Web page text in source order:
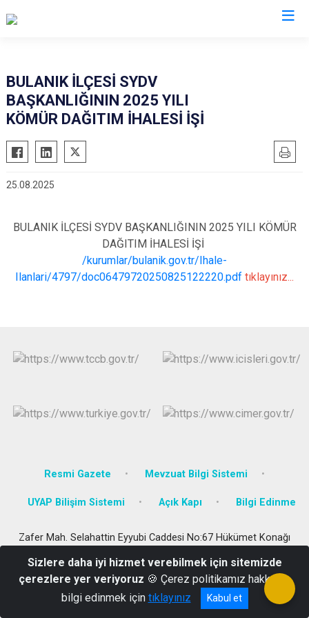
Bulanık
Korkut
BULANIK İLÇESİ SYDV
BAŞKANLIĞININ 2025 YILI
KÖMÜR DAĞITIM İHALESİ İŞİ
25.08.2025
BULANIK İLÇESİ SYDV BAŞKANLIĞININ 2025 YILI KÖMÜR
DAĞITIM İHALESİ İŞİ
/kurumlar/bulanik.gov.tr/Ihale-
Ilanlari/4797/doc06479720250825122220.pdf tıklayınız...
Resmi Gazete Mevzuat Bilgi Sistemi
UYAP Bilişim Sistemi Açık Kapı Bilgi Edinme
Zafer Mah. Selahattin Eyyubi Caddesi No:67 Hükümet Konağı
Tel: 0436 311 20 05 Fax: 0436 311 20 02
Sizlere daha iyi hizmet verebilmek için sitemizde
çerezlere yer veriyoruz 🍪 Çerez politikamız hakkında
bilgi edinmek için tıklayınız Kabul et